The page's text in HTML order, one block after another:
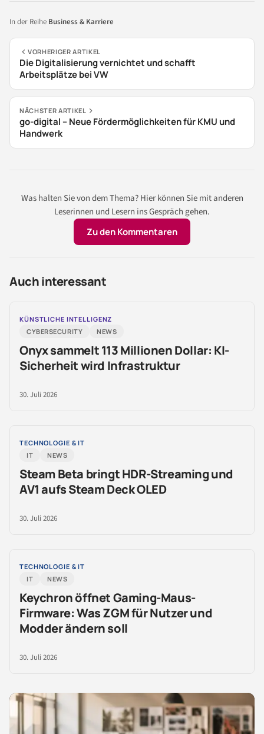
In der Reihe Business & Karriere
VORHERIGER ARTIKEL
Die Digitalisierung vernichtet und schafft
Arbeitsplätze bei VW
NÄCHSTER ARTIKEL
go-digital – Neue Fördermöglichkeiten für KMU und
Handwerk
Was halten Sie von dem Thema? Hier können Sie mit anderen
Leserinnen und Lesern ins Gespräch gehen.
Zu den Kommentaren
Auch interessant
KÜNSTLICHE INTELLIGENZ
CYBERSECURITY
NEWS
Onyx sammelt 113 Millionen Dollar: KI-
Sicherheit wird Infrastruktur
30. Juli 2026
TECHNOLOGIE & IT
IT
NEWS
Steam Beta bringt HDR-Streaming und
AV1 aufs Steam Deck OLED
30. Juli 2026
TECHNOLOGIE & IT
IT
NEWS
Keychron öffnet Gaming-Maus-
Firmware: Was ZGM für Nutzer und
Modder ändern soll
30. Juli 2026